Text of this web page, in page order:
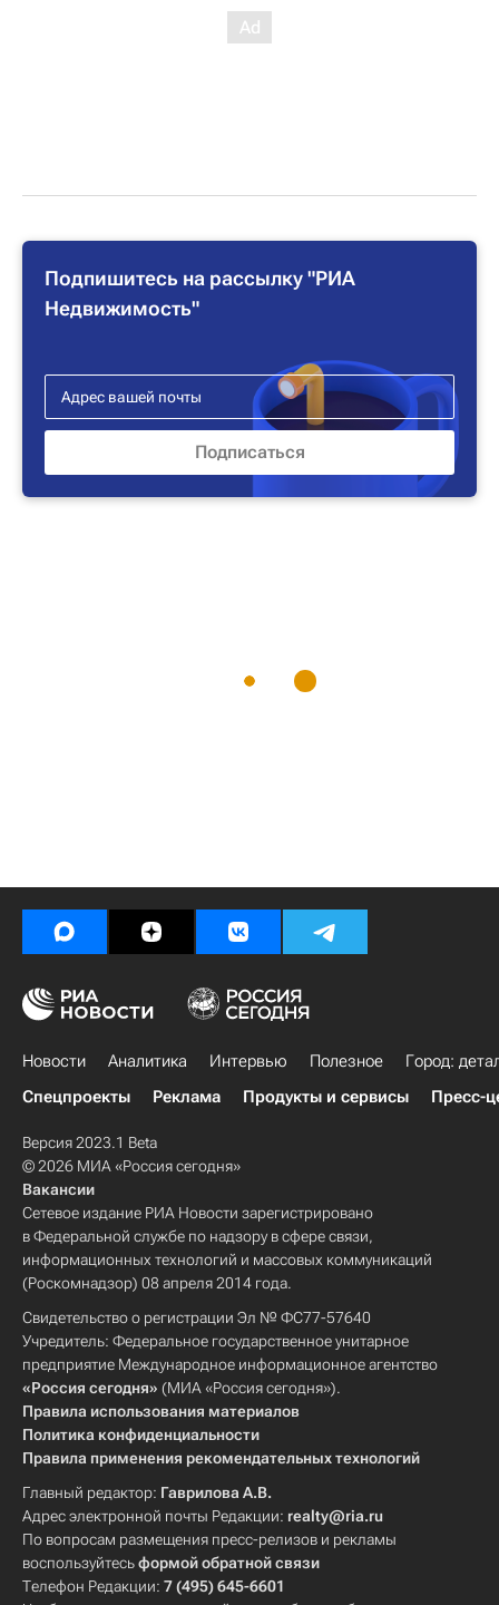
Подпишитесь на рассылку "РИА
Недвижимость"
Новости Аналитика Интервью Полезное
Город:
Спецпроекты
Реклама Продукты и сервисы Пресс-
Версия 2023.1 Beta
© 2026 МИА «Россия сегодня»
Вакансии
Сетевое издание РИА Новости зарегистрировано
в Федеральной службе по надзору в сфере связи,
информационных технологий и массовых коммуникаций
(Роскомнадзор) 08 апреля 2014 года.
Свидетельство о регистрации Эл № ФС77-57640
Учредитель: Федеральное государственное унитарное
предприятие Международное информационное агентство
«Россия сегодня» (МИА «Россия сегодня»).
Правила использования материалов
Политика конфиденциальности
Правила применения рекомендательных технологий
Главный редактор: Гаврилова А.В.
Адрес электронной почты Редакции: realty@ria.ru
По вопросам размещения пресс-релизов и рекламы
воспользуйтесьформой обратной связи
Телефон Редакции: 7 (495) 645-6601